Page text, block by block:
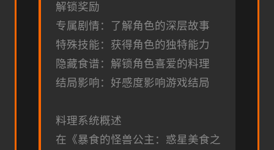
解锁奖励
专属剧情：了解角色的深层故事
特殊技能：获得角色的独特能力
隐藏食谱：解锁角色喜爱的料理
结局影响：好感度影响游戏结局
料理系统概述
在《暴食的怪兽公主：惑星美食之